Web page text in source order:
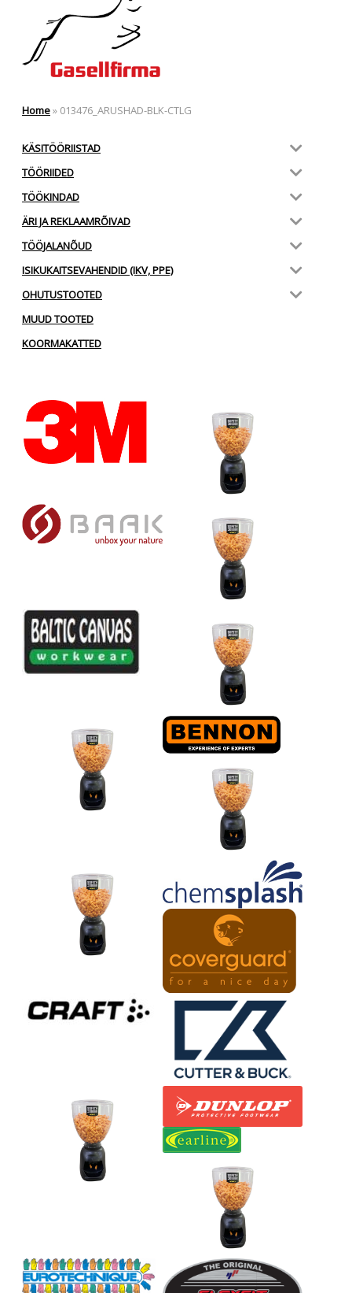
Home» 013476_ARUSHAD-BLK-CTLG
KÄSITÖÖRIISTAD
TÖÖRIIDED
TÖÖKINDAD
ÄRI JA REKLAAMRÕIVAD
TÖÖJALANÕUD
ISIKUKAITSEVAHENDID (IKV, PPE)
OHUTUSTOOTED
MUUD TOOTED
KOORMAKATTED